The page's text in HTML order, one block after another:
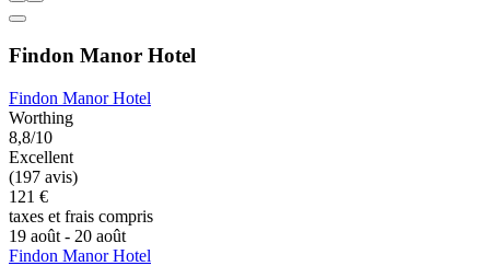
Findon Manor Hotel
Findon Manor Hotel
Worthing
8,8/10
Excellent
(197 avis)
121 €
taxes et frais compris
19 août - 20 août
Findon Manor Hotel